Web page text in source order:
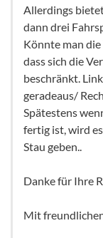
Allerdings
dann drei
Könnte man
dass sich die
beschränkt.
geradeaus/
Spätestens
fertig ist, wird
Stau geben..
Danke für Ihre
Mit